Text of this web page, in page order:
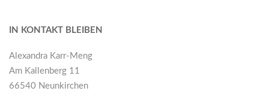
IN KONTAKT BLEIBEN
Alexandra Karr-Meng
Am Kallenberg 11
66540 Neunkirchen